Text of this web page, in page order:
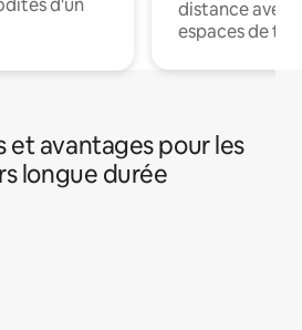
d'un
distance avec
espaces de
et avantages pour les
longue durée